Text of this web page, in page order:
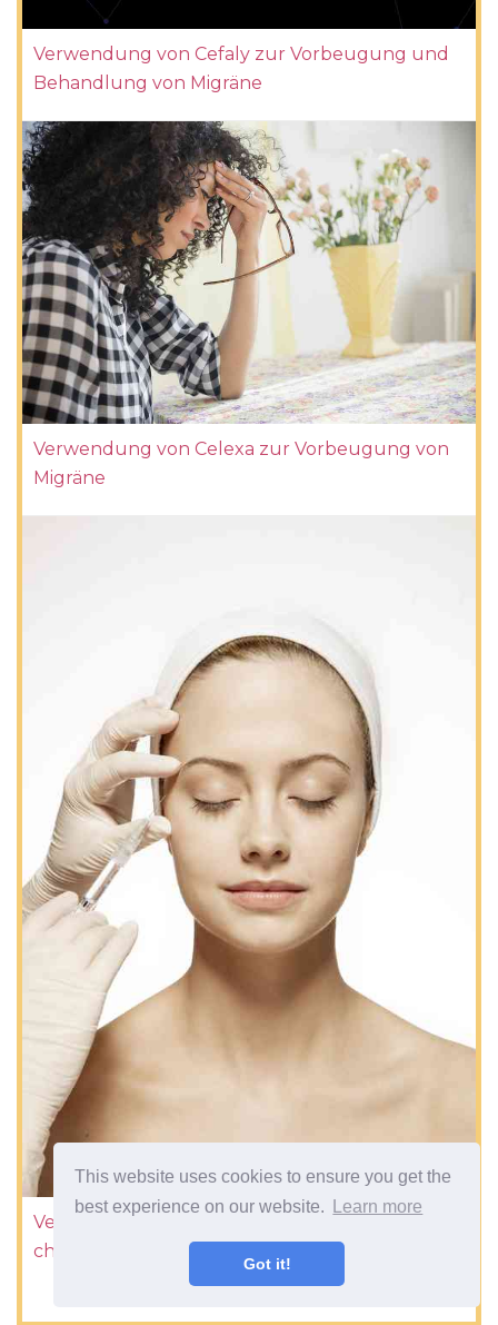
This website uses cookies to ensure you get the
best experience on our website.
Learn more
Got it!
Verwendung von Cefaly zur Vorbeugung und
Behandlung von Migräne
Verwendung von Celexa zur Vorbeugung von
Migräne
Verwendung von Botox zur Vorbeugung
chronischer Migräne